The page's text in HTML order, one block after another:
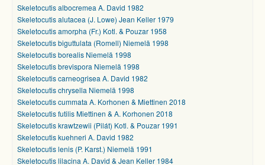
Skeletocutis albocremea A. David 1982
Skeletocutis alutacea (J. Lowe) Jean Keller 1979
Skeletocutis amorpha (Fr.) Kotl. & Pouzar 1958
Skeletocutis biguttulata (Romell) Niemelä 1998
Skeletocutis borealis Niemelä 1998
Skeletocutis brevispora Niemelä 1998
Skeletocutis carneogrisea A. David 1982
Skeletocutis chrysella Niemelä 1998
Skeletocutis cummata A. Korhonen & Miettinen 2018
Skeletocutis futilis Miettinen & A. Korhonen 2018
Skeletocutis krawtzewii (Pilát) Kotl. & Pouzar 1991
Skeletocutis kuehneri A. David 1982
Skeletocutis lenis (P. Karst.) Niemelä 1991
Skeletocutis lilacina A. David & Jean Keller 1984